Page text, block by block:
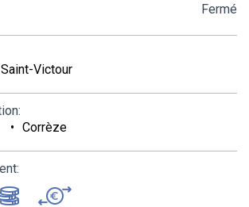
Fermé
Victour
Corrèze